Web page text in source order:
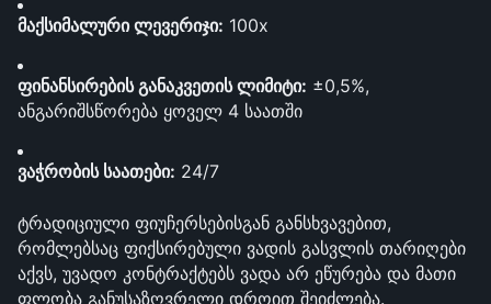
მაქსიმალური ლევერიჯი: 100x
ფინანსირების განაკვეთის ლიმიტი: ±0,5%,
ანგარიშსწორება ყოველ 4 საათში
ვაჭრობის საათები: 24/7
ტრადიციული ფიუჩერსებისგან განსხვავებით,
რომლებსაც ფიქსირებული ვადის გასვლის თარიღები
აქვს, უვადო კონტრაქტებს ვადა არ ეწურება და მათი
ფლობა განუსაზღვრელი დროით შეიძლება.